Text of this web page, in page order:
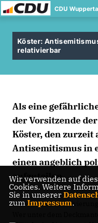
CDU
Köster:
relativierbar
Als eine
der Vorsitzende
Köster, den zurzeit
Antisemitismus in
einen angeblich
aufzuteilen.
Eine solche
Wir verwenden auf
Cookies. Weitere
Sie in unserer
zum Impressum.